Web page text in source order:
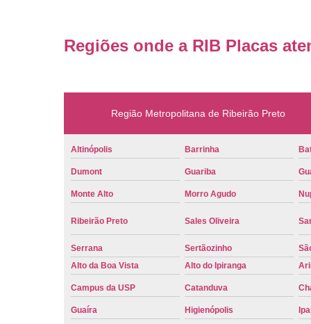
Regiões onde a RIB Placas
Região Metropolitana de Ribeirão Preto
Altinópolis Barrinha
Dumont Guariba
Monte Alto Morro Agudo
Ribeirão Preto Sales Oliveira
Serrana Sertãozinho
Alto da Boa Vista
Alto do Ipiranga
Campus da USP Catanduva
Guaíra Higienópolis